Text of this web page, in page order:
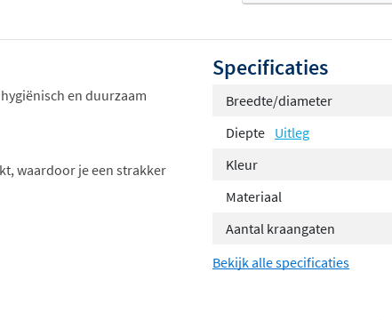
en duurzaam
waardoor je een strakker
Specificaties
Breedte/diameter
Diepte Uitleg
Kleur
Materiaal
Aantal kraangaten
Bekijk alle specificaties